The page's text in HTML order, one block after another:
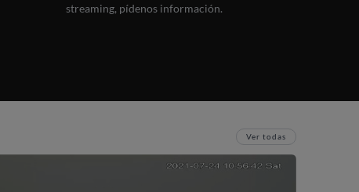
streaming, pídenos información.
Ver todas